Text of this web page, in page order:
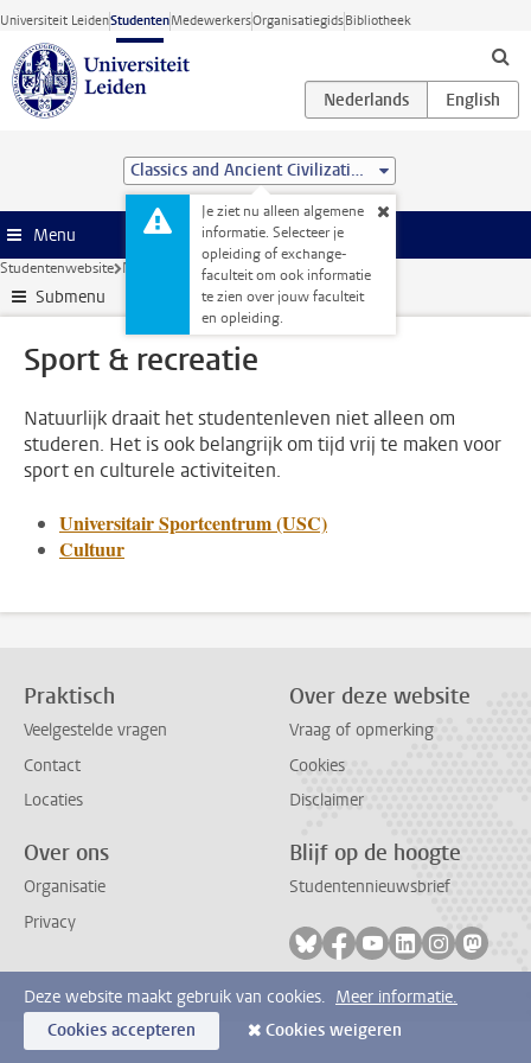
Ga direct naar de inhoud
Universiteit LeidenStudentenMedewerkersOrganisatiegidsBibliotheek
Classics and Ancient Civilizations (MA)
Je ziet nu alleen algemene
informatie. Selecteer je
opleiding of exchange-
faculteit om ook informatie
te zien over jouw faculteit
en opleiding.
Menu
Studentenwebsite Naast je studie Sport & recreatie
Submenu
Sport & recreatie
Natuurlijk draait het studentenleven niet alleen om
studeren. Het is ook belangrijk om tijd vrij te maken voor
sport en culturele activiteiten.
Universitair Sportcentrum (USC)
Cultuur
Praktisch
Veelgestelde vragen
Contact
Locaties
Over deze website
Vraag of opmerking
Cookies
Disclaimer
Over ons
Organisatie
Privacy
Blijf op de hoogte
Studentennieuwsbrief
Volg ons op bluesky
Volg ons op facebook
Volg ons op
Volg ons op
Volg ons
Volg
Deze website maakt gebruik van cookies. Meer informatie.
Cookies accepteren
Cookies weigeren